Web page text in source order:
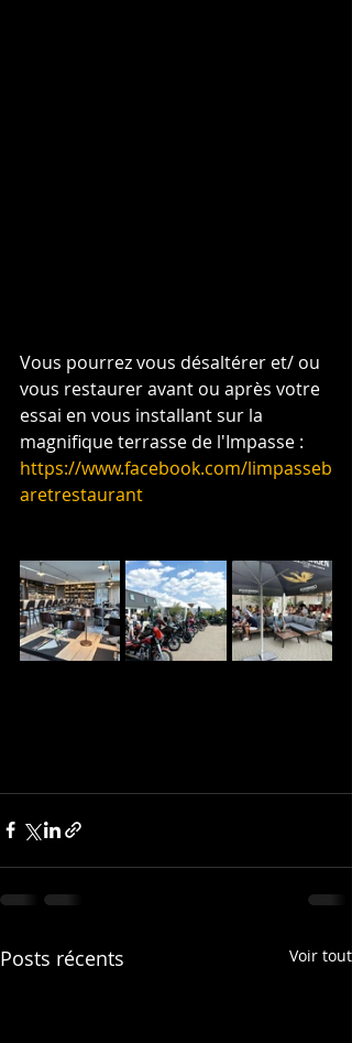
Vous pourrez vous désaltérer et/ ou
vous restaurer avant ou après votre
essai en vous installant sur la
magnifique terrasse de l'Impasse :
https://www.facebook.com/limpasseb
aretrestaurant
Posts récents Voir tout